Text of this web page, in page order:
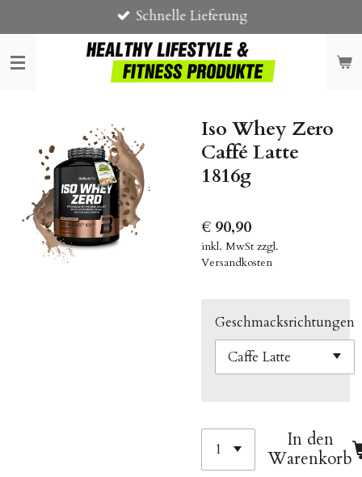
Hauptinhalt
springen
Schnelle Lieferung
Iso Whey Zero
Caffé Latte
1816g
€ 90,90
inkl. MwSt zzgl.
Versandkosten
Geschmacksrichtungen
In den
Warenkorb